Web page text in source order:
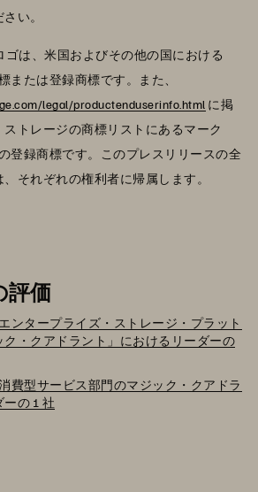
い。
ゴは、米国およびその他の国における
または登録商標です。また、
legal/productenduserinfo.html に掲
トレージの商標リストにあるマーク
登録商標です。このプレスリリースの全
それぞれの権利者に帰属します。
評価
ンタープライズ・ストレージ・プラット
・クアドラント」におけるリーダーの
費型サービス部門のマジック・クアドラ
の 1 社